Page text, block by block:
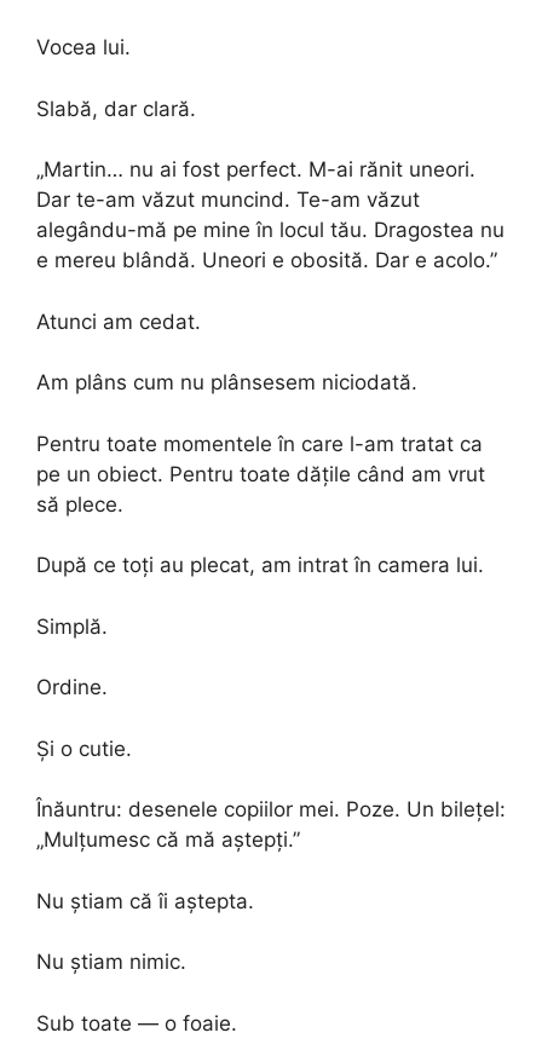
Vocea lui.
Slabă, dar clară.
„Martin… nu ai fost perfect. M-ai rănit uneori.
Dar te-am văzut muncind. Te-am văzut
alegându-mă pe mine în locul tău. Dragostea nu
e mereu blândă. Uneori e obosită. Dar e acolo.”
Atunci am cedat.
Am plâns cum nu plânsesem niciodată.
Pentru toate momentele în care l-am tratat ca
pe un obiect. Pentru toate dățile când am vrut
să plece.
După ce toți au plecat, am intrat în camera lui.
Simplă.
Ordine.
Și o cutie.
Înăuntru: desenele copiilor mei. Poze. Un bilețel:
„Mulțumesc că mă aștepți.”
Nu știam că îi aștepta.
Nu știam nimic.
Sub toate — o foaie.